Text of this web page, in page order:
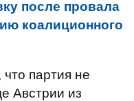
после провала
коалиционного
партия не
Австрии из